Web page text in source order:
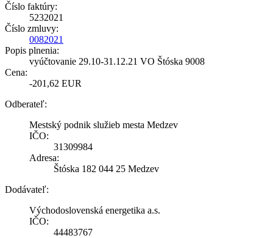
Číslo faktúry:
5232021
Číslo zmluvy:
0082021
Popis plnenia:
vyúčtovanie 29.10-31.12.21 VO Štóska 9008
Cena:
-201,62 EUR
Odberateľ:
Mestský podnik služieb mesta Medzev
IČO:
31309984
Adresa:
Štóska 182 044 25 Medzev
Dodávateľ:
Východoslovenská energetika a.s.
IČO:
44483767